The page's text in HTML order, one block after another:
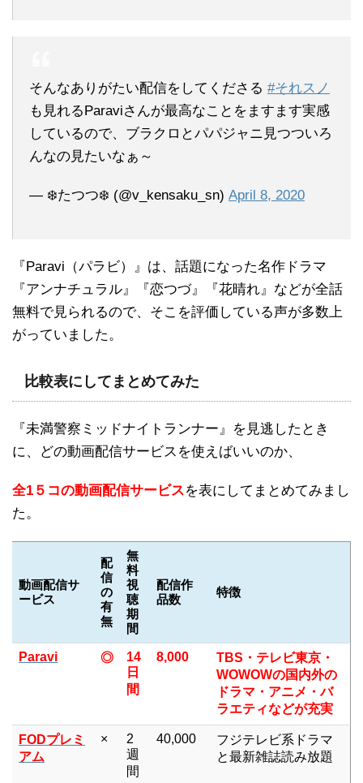
そんなありがたい配信をしてくださる #それスノ
も見れるParaviさんが最高なことをますます実感
しているので、ブラクロとパパジャニ見つついろ
んなの見たいなぁ～
— ❄️たつつ❄️ (@v_kensaku_sn) April 8, 2020
『Paravi（パラビ）』は、話題になった名作ドラマ
『アンナチュラル』『恋つづ』『花晴れ』などが全話
無料で見られるので、そこを評価している声が多数上
がっていました。
比較表にしてまとめてみた
『未満警察ミッドナイトランナー』を見逃したとき
に、どの動画配信サービスを使えばいいのか、
全1５コの動画配信サービスを表にしてまとめてみまし
た。
動画配信サ
ービス
配
信
の
有
無
無
料
視
聴
期
間
配信作
品数
特徴
Paravi ◎
14
日
間
8,000
TBS・テレビ東京・
WOWOWの国内外の
ドラマ・アニメ・バ
ラエティなどが充実
FODプレミ
アム
×
2
週
間
40,000
フジテレビ系ドラマ
と最新雑誌読み放題